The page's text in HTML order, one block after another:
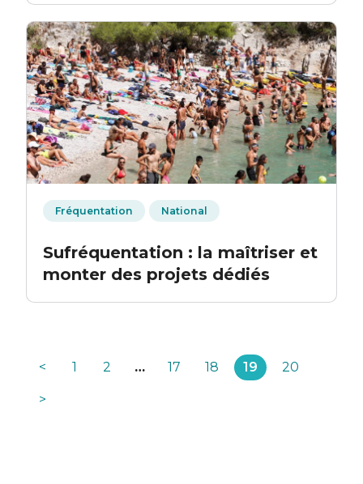
Fréquentation National
Sufréquentation : la maîtriser et
monter des projets dédiés
< 1 2 … 17 18 19 20
>